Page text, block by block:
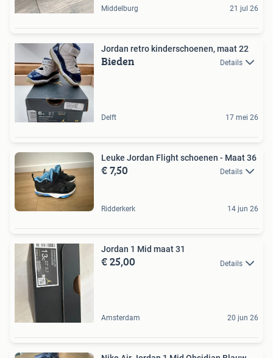
Middelburg 21 jul 26
Jordan retro kinderschoenen, maat 22
Bieden Details
Delft 17 mei 26
Leuke Jordan Flight schoenen - Maat 36
€ 7,50 Details
Ridderkerk 14 jun 26
Jordan 1 Mid maat 31
€ 25,00 Details
Amsterdam 20 jun 26